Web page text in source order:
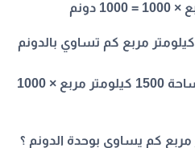
(مثال) مساحة قدرها 1500 كيلومتر مربع كم تساوي بالدونم
المساحة بالدونم = مساحة 1500 كيلومتر مربع × 1000